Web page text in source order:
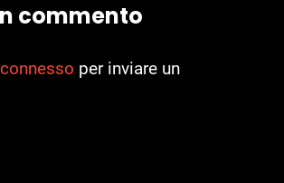
commento
connesso per inviare un